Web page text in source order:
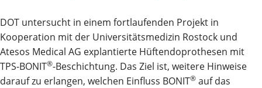
DOT untersucht in einem fortlaufenden Projekt in
Kooperation mit der Universitätsmedizin Rostock und
Atesos Medical AG explantierte Hüftendoprothesen mit
TPS-BONIT®-Beschichtung. Das Ziel ist, weitere Hinweise
darauf zu erlangen, welchen Einfluss BONIT® auf das